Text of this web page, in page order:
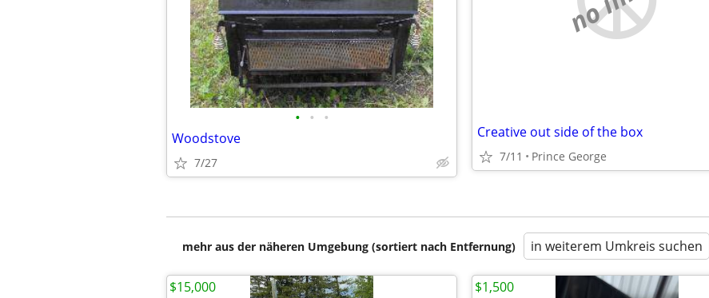
• • •
Woodstove
7/27
Creative out side of the box
7/11 Prince George
mehr aus der näheren Umgebung (sortiert nach Entfernung) in weiterem Umkreis suchen
$15,000 $1,500